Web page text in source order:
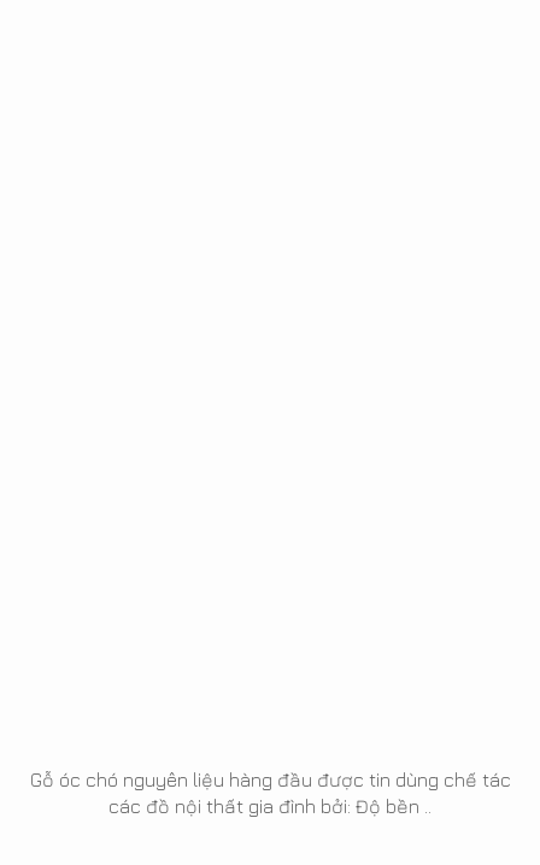
Gỗ óc chó nguyên liệu hàng đầu được tin dùng chế tác
các đồ nội thất gia đình bởi: Độ bền ..